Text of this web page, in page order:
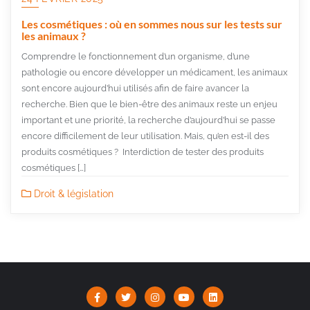
Les cosmétiques : où en sommes nous sur les tests sur
les animaux ?
Comprendre le fonctionnement d’un organisme, d’une
pathologie ou encore développer un médicament, les animaux
sont encore aujourd’hui utilisés afin de faire avancer la
recherche. Bien que le bien-être des animaux reste un enjeu
important et une priorité, la recherche d’aujourd’hui se passe
encore difficilement de leur utilisation. Mais, qu’en est-il des
produits cosmétiques ? Interdiction de tester des produits
cosmétiques […]
Droit & législation